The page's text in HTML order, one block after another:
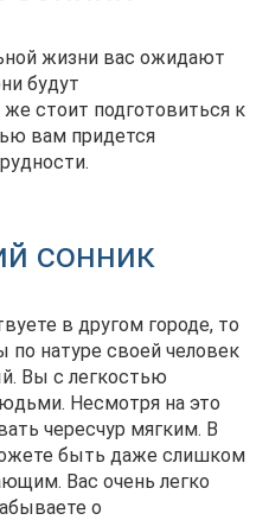
жизни вас ожидают
будут
стоит подготовиться к
вам придется
сонник
в другом городе, то
по натуре своей человек
Вы с легкостью
Несмотря на это
чересчур мягким. В
быть даже слишком
Вас очень легко
о